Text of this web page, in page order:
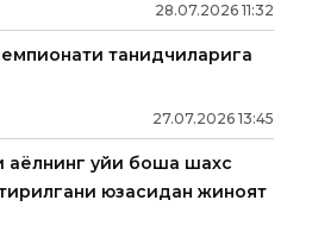
28.07.2026 11:32
танқидчиларига
27.07.2026 13:45
уйи бошқа шахс
юзасидан жиноят